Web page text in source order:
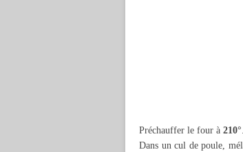
Préchauffer le four à 210°.
Dans un cul de poule,